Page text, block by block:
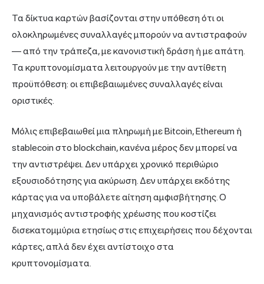
Ταδίκτυα καρτών βασίζονται στην υπόθεση ότι οι
ολοκληρωμένες συναλλαγές μπορούν να αντιστραφούν
— από την τράπεζα, με κανονιστική δράση ή με απάτη.
Τα κρυπτονομίσματα λειτουργούν με την αντίθετη
προϋπόθεση: οι επιβεβαιωμένες συναλλαγές είναι
οριστικές.
Μόλις επιβεβαιωθεί μια πληρωμή με Bitcoin, Ethereum ή
stablecoin στο blockchain, κανένα μέρος δεν μπορεί να
την αντιστρέψει. Δεν υπάρχει χρονικό περιθώριο
εξουσιοδότησης για ακύρωση. Δεν υπάρχει εκδότης
κάρτας για να υποβάλετε αίτηση αμφισβήτησης. Ο
μηχανισμός αντιστροφής χρέωσης που κοστίζει
δισεκατομμύρια ετησίως στις επιχειρήσεις που δέχονται
κάρτες, απλά δεν έχει αντίστοιχο στα
κρυπτονομίσματα.